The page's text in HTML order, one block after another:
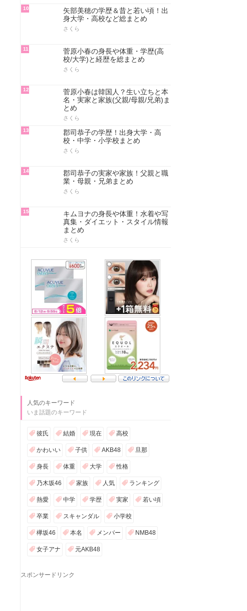
10
矢部美穂の学歴＆昔と若い頃！出
身大学・高校など総まとめ
さくら
11
菅原小春の身長や体重・学歴(高
校/大学)と経歴を総まとめ
さくら
12
菅原小春は韓国人？生い立ちと本
名・実家と家族(父親/母親/兄弟)ま
とめ
さくら
13
郡司恭子の学歴！出身大学・高
校・中学・小学校まとめ
さくら
14
郡司恭子の実家や家族！父親と職
業・母親・兄弟まとめ
さくら
15
キムヨナの身長や体重！水着や写
真集・ダイエット・スタイル情報
まとめ
さくら
人気のキーワード
いま話題のキーワード
彼氏 結婚 現在 高校
かわいい 子供 AKB48 旦那
身長 体重 大学 性格
乃木坂46 家族 人気 ランキング
熱愛 中学 学歴 実家 若い頃
卒業 スキャンダル 小学校
欅坂46 本名 メンバー NMB48
女子アナ 元AKB48
スポンサードリンク